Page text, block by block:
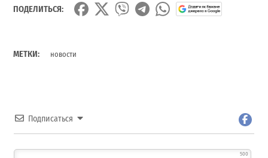
ПОДЕЛИТЬСЯ:
МЕТКИ: новости
Подписаться
500